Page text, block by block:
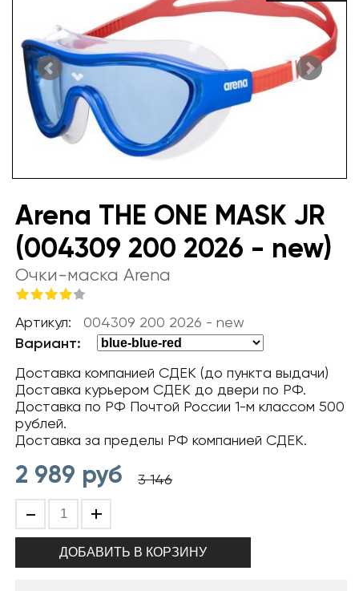
Arena THE ONE MASK JR
(004309 200 2026 - new)
Очки-маска Arena
Артикул: 004309 200 2026 - new
Вариант:
Доставка компанией СДЕК (до пункта выдачи)
Доставка курьером СДЕК до двери по РФ.
Доставка по РФ Почтой России 1-м классом 500
рублей.
Доставка за пределы РФ компанией СДЕК.
2 989 руб 3 146
- +